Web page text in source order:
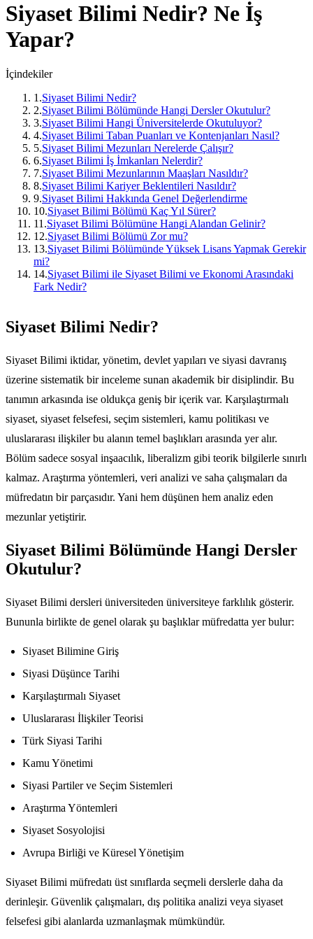
Siyaset Bilimi Nedir? Ne İş
Yapar?
İçindekiler
1 .Siyaset Bilimi Nedir?
2.Siyaset Bilimi Bölümünde Hangi Dersler Okutulur?
3.Siyaset Bilimi Hangi Üniversitelerde Okutuluyor?
4.Siyaset Bilimi Taban Puanları ve Kontenjanları Nasıl?
5.Siyaset Bilimi Mezunları Nerelerde Çalışır?
6.Siyaset Bilimi İş İmkanları Nelerdir?
7.Siyaset Bilimi Mezunlarının Maaşları Nasıldır?
8.Siyaset Bilimi Kariyer Beklentileri Nasıldır?
9.Siyaset Bilimi Hakkında Genel Değerlendirme
10.Siyaset Bilimi Bölümü Kaç Yıl Sürer?
11 .Siyaset Bilimi Bölümüne Hangi Alandan Gelinir?
12.Siyaset Bilimi Bölümü Zor mu?
13.Siyaset Bilimi Bölümünde Yüksek Lisans Yapmak Gerekir
mi?
14.Siyaset Bilimi ile Siyaset Bilimi ve Ekonomi Arasındaki
Fark Nedir?
Siyaset Bilimi Nedir?
Siyaset Bilimi iktidar, yönetim, devlet yapıları ve siyasi davranış
üzerine sistematik bir inceleme sunan akademik bir disiplindir. Bu
tanımın arkasında ise oldukça geniş bir içerik var. Karşılaştırmalı
siyaset, siyaset felsefesi, seçim sistemleri, kamu politikası ve
uluslararası ilişkiler bu alanın temel başlıkları arasında yer alır.
Bölüm sadece sosyal inşaacılık, liberalizm gibi teorik bilgilerle sınırlı
kalmaz. Araştırma yöntemleri, veri analizi ve saha çalışmaları da
müfredatın bir parçasıdır. Yani hem düşünen hem analiz eden
mezunlar yetiştirir.
Siyaset Bilimi Bölümünde Hangi Dersler
Okutulur?
Siyaset Bilimi dersleri üniversiteden üniversiteye farklılık gösterir.
Bununla birlikte de genel olarak şu başlıklar müfredatta yer bulur:
Siyaset Bilimine Giriş
Siyasi Düşünce Tarihi
Karşılaştırmalı Siyaset
Uluslararası İlişkiler Teorisi
Türk Siyasi Tarihi
Kamu Yönetimi
Siyasi Partiler ve Seçim Sistemleri
Araştırma Yöntemleri
Siyaset Sosyolojisi
Avrupa Birliği ve Küresel Yönetişim
Siyaset Bilimi müfredatı üst sınıflarda seçmeli derslerle daha da
derinleşir. Güvenlik çalışmaları, dış politika analizi veya siyaset
felsefesi gibi alanlarda uzmanlaşmak mümkündür.